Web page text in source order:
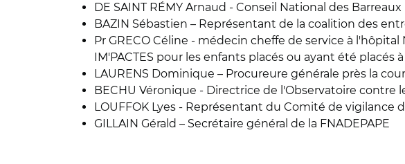
DE SAINT RÉMY Arnaud - Conseil National des Barreaux
BAZIN Sébastien – Représentant de la coalition des
Pr GRECO Céline - médecin cheffe de service à
IM'PACTES pour les enfants placés ou ayant été placés à
LAURENS Dominique – Procureure générale près la
BECHU Véronique - Directrice de l'Observatoire
LOUFFOK Lyes - Représentant du Comité de vigilance
GILLAIN Gérald – Secrétaire général de la FNADEPAPE